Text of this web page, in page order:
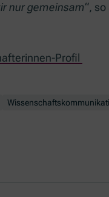
nur gemeinsam“,
Profil